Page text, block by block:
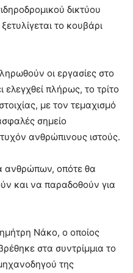
δικτύου
το κουβάρι
οι εργασίες στο
ελεγχθεί πλήρως, το τρίτο
με τον τεμαχισμό
σημείο
ανθρώπινους ιστούς.
ανθρώπων, οπότε θα
και να παραδοθούν για
Νάκο, ο οποίος
στα συντρίμμια το
της